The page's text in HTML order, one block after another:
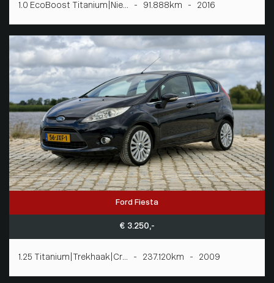
1.0 EcoBoost Titanium|Nie... - 91.888km - 2016
Ford Fiesta
€ 3.250,-
1.25 Titanium|Trekhaak|Cr... - 237.120km - 2009